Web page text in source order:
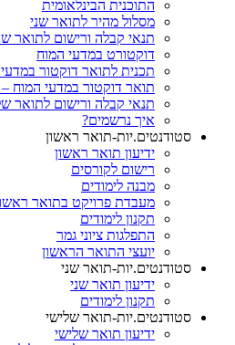
התוכנית הבינלאומית
מסלול מהיר לתואר שני
תנאי קבלה ורישום לתואר
דוקטורט במדעי המוח
תכנית לתואר דוקטור
תואר דוקטור במדעי המוח –
תנאי קבלה ורישום לתואר
איך נרשמים?
סטודנטים.יות-תואר ראשון
ידיעון תואר ראשון
רישום לקורסים
מבנה לימודים
מעבדת פרויקט בתואר
תקנון לימודים
התפלגות ציוני גמר
יועצי התואר הראשון
סטודנטים.יות-תואר שני
ידיעון תואר שני
תקנון לימודים
סטודנטים.יות-תואר שלישי
ידיעון תואר שלישי